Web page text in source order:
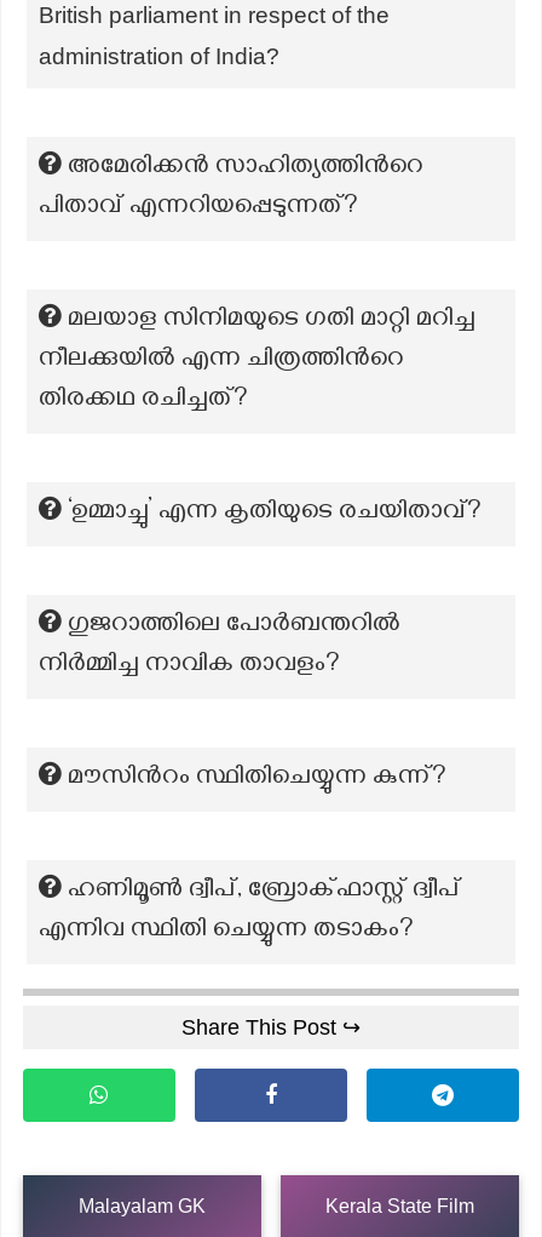
British parliament in respect of the
administration of India?
അമേരിക്കൻ സാഹിത്യത്തിൻറെ
പിതാവ് എന്നറിയപ്പെടുന്നത്?
മലയാള സിനിമയുടെ ഗതി മാറ്റി മറിച്ച
നീലക്കുയില്‍ എന്ന ചിത്രത്തിന്‍റെ
തിരക്കഥ രചിച്ചത്?
‘ഉമ്മാച്ചു’ എന്ന കൃതിയുടെ രചയിതാവ്?
ഗുജറാത്തിലെ പോർബന്തറിൽ
നിർമ്മിച്ച നാവിക താവളം?
മൗസിന്‍റം സ്ഥിതിചെയ്യുന്ന കുന്ന്?
ഹണിമൂൺ ദ്വീപ്, ബ്രോക്ഫാസ്റ്റ് ദ്വീപ്
എന്നിവ സ്ഥിതി ചെയ്യുന്ന തടാകം?
Share This Post ↪
Malayalam GK Kerala State Film